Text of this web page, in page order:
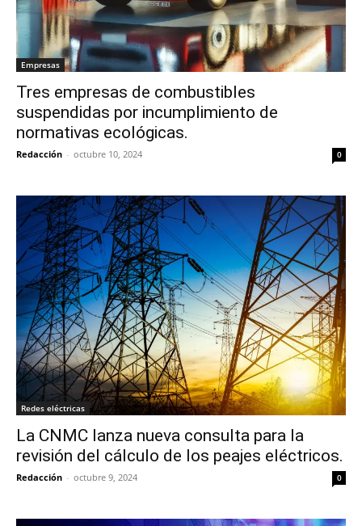
Empresas
Tres empresas de combustibles
suspendidas por incumplimiento de
normativas ecológicas.
Redacción - octubre 10, 2024 0
Redes eléctricas
La CNMC lanza nueva consulta para la
revisión del cálculo de los peajes eléctricos.
Redacción - octubre 9, 2024 0